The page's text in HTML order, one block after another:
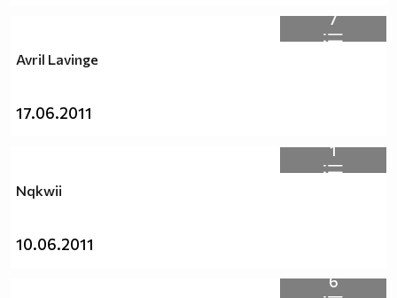
7
Avril Lavinge
17.06.2011
1
Nqkwii
10.06.2011
6